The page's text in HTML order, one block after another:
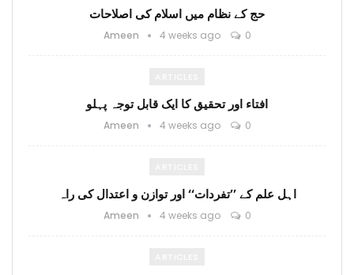
حج کے نظام میں اسلام کی اصلاحات
Ameen 4 weeks ago 0
افتاء اور تحقیق کا ایک قابل توجہ پہلو
Ameen 4 weeks ago 0
اہل علم کے ’’تفردات‘‘ اور توازن و اعتدال کی راہ
Ameen 4 weeks ago 0